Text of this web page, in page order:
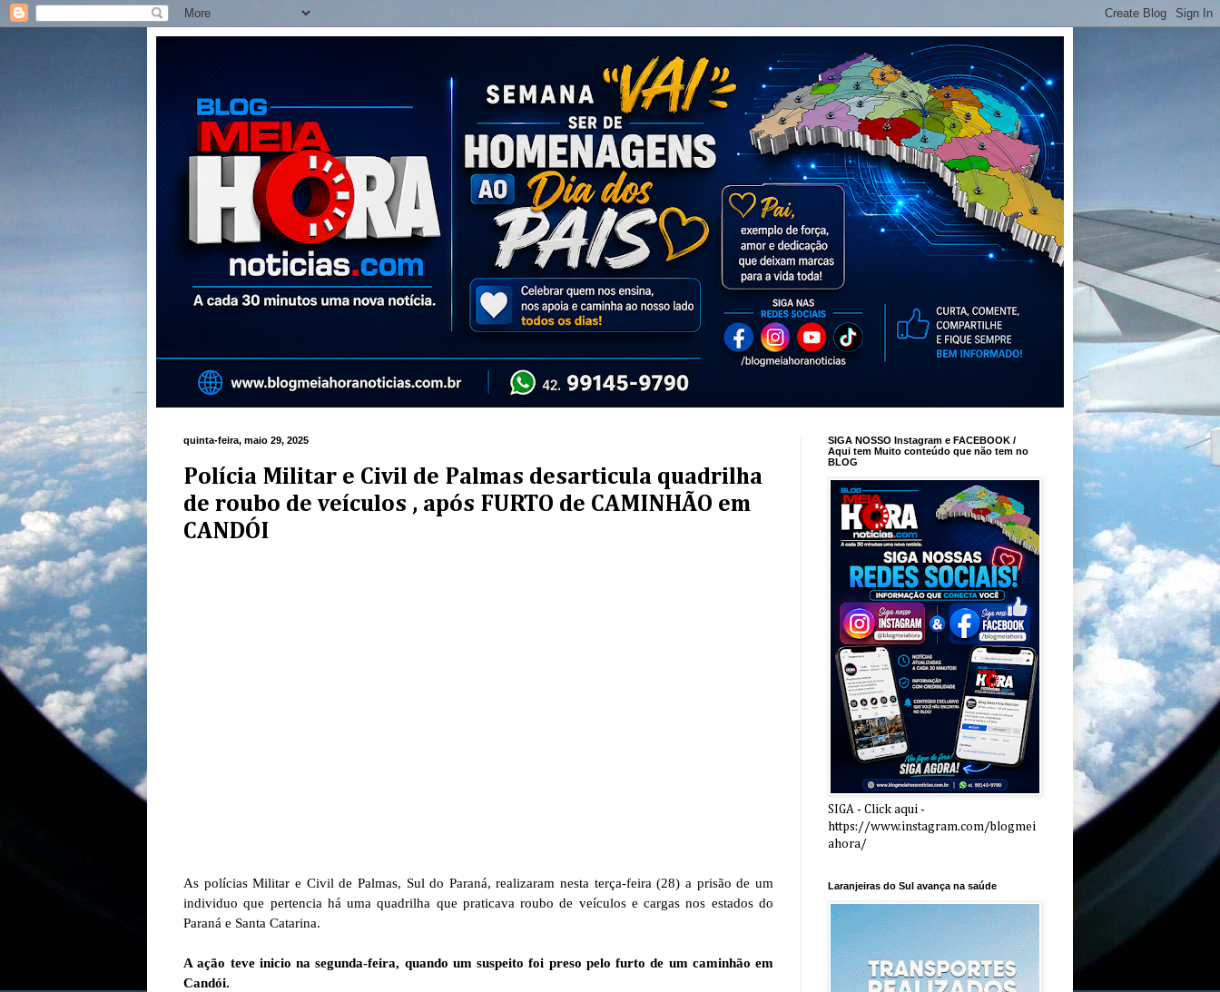
quinta-feira, maio 29, 2025
Polícia Militar e Civil de Palmas desarticula quadrilha
de roubo de veículos , após FURTO de CAMINHÃO em
CANDÓI
As polícias Militar e Civil de Palmas, Sul do Paraná, realizaram nesta terça-feira (28) a prisão de um
individuo que pertencia há uma quadrilha que praticava roubo de veículos e cargas nos estados do
Paraná e Santa Catarina.
A ação teve inicio na segunda-feira, quando um suspeito foi preso pelo furto de um caminhão em
Candói.
SIGA NOSSO Instagram e FACEBOOK /
Aqui tem Muito conteúdo que não tem no
BLOG
SIGA - Click aqui -
https://www.instagram.com/blogmei
ahora/
Laranjeiras do Sul avança na saúde